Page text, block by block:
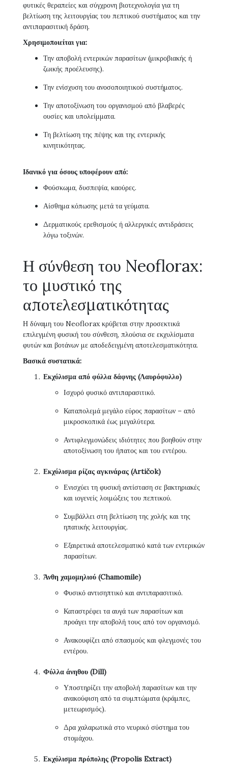
φυτικές θεραπείες και σύγχρονη βιοτεχνολογία για τη
βελτίωση της λειτουργίας του πεπτικού συστήματος και την
αντιπαρασιτική δράση.
Χρησιμοποιείται για:
Την αποβολή εντερικών παρασίτων (μικροβιακής ή
ζωικής προέλευσης).
Την ενίσχυση του ανοσοποιητικού συστήματος.
Την αποτοξίνωση του οργανισμού από βλαβερές
ουσίες και υπολείμματα.
Τη βελτίωση της πέψης και της εντερικής
κινητικότητας.
Ιδανικό για όσους υποφέρουν από:
Φούσκωμα, δυσπεψία, καούρες.
Αίσθημα κόπωσης μετά τα γεύματα.
Δερματικούς ερεθισμούς ή αλλεργικές αντιδράσεις
λόγω τοξινών.
Η σύνθεση του Neoflorax:
το μυστικό της
αποτελεσματικότητας
Η δύναμη του Neoflorax κρύβεται στην προσεκτικά
επιλεγμένη φυσική του σύνθεση, πλούσια σε εκχυλίσματα
φυτών και βοτάνων με αποδεδειγμένη αποτελεσματικότητα.
Βασικά συστατικά:
Εκχύλισμα από φύλλα δάφνης (Λαυρόφυλλο)
Ισχυρό φυσικό αντιπαρασιτικό.
Καταπολεμά μεγάλο εύρος παρασίτων – από
μικροσκοπικά έως μεγαλύτερα.
Αντιφλεγμονώδεις ιδιότητες που βοηθούν στην
αποτοξίνωση του ήπατος και του εντέρου.
Εκχύλισμα ρίζας αγκινάρας (Artičok)
Ενισχύει τη φυσική αντίσταση σε βακτηριακές
και ιογενείς λοιμώξεις του πεπτικού.
Συμβάλλει στη βελτίωση της χολής και της
ηπατικής λειτουργίας.
Εξαιρετικά αποτελεσματικό κατά των εντερικών
παρασίτων.
Άνθη χαμομηλιού (Chamomile)
Φυσικό αντισηπτικό και αντιπαρασιτικό.
Καταστρέφει τα αυγά των παρασίτων και
προάγει την αποβολή τους από τον οργανισμό.
Ανακουφίζει από σπασμούς και φλεγμονές του
εντέρου.
Φύλλα άνηθου (Dill)
Υποστηρίζει την αποβολή παρασίτων και την
ανακούφιση από τα συμπτώματα (κράμπες,
μετεωρισμός).
Δρα χαλαρωτικά στο νευρικό σύστημα του
στομάχου.
Εκχύλισμα πρόπολης (Propolis Extract)